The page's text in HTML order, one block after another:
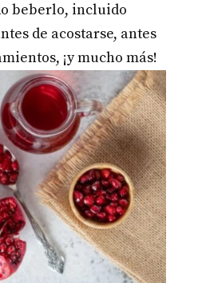
beberlo, incluido
de acostarse, antes
¡y mucho más!